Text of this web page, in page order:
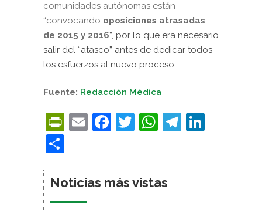
comunidades autónomas están
“convocando oposiciones atrasadas
de 2015 y 2016”, por lo que era necesario
salir del “atasco” antes de dedicar todos
los esfuerzos al nuevo proceso.
Fuente: Redacción Médica
PrintFriendly
EmailFacebook
Twitter
WhatsApp
Noticias más vistas